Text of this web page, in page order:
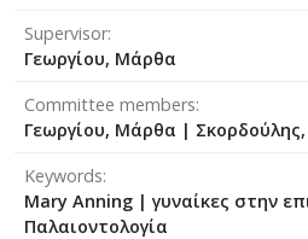
Supervisor
Γεωργίου, Μάρθα
Committee members
Γεωργίου, Μάρθα |
Keywords
Mary Anning | γυναίκες στην
Παλαιοντολογία